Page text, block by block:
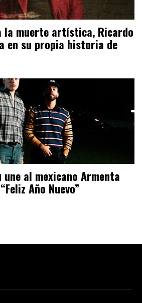
la muerte artística, Ricardo
en su propia historia de
une al mexicano Armenta
Año Nuevo”